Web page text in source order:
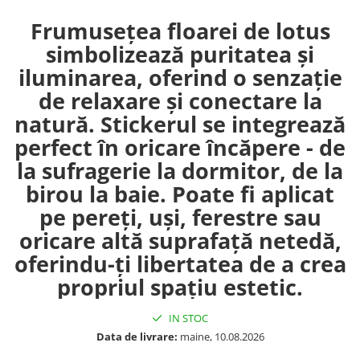
Frumusețea floarei de lotus
simbolizează puritatea și
iluminarea, oferind o senzație
de relaxare și conectare la
natură. Stickerul se integrează
perfect în oricare încăpere - de
la sufragerie la dormitor, de la
birou la baie. Poate fi aplicat
pe pereți, uși, ferestre sau
oricare altă suprafață netedă,
oferindu-ți libertatea de a crea
propriul spațiu estetic.
IN STOC
Data de livrare: maine, 10.08.2026